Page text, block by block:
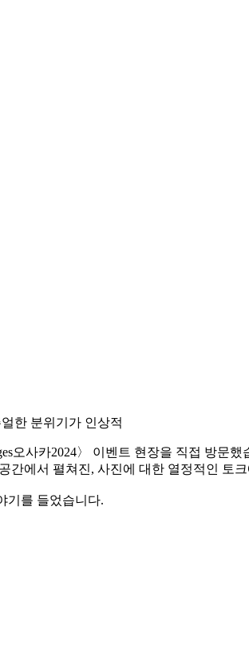
한 분위기가 인상적
오사카2024〉 이벤트 현장을 직접 방문
에서 펼쳐진, 사진에 대한 열정적인 토
기를 들었습니다.